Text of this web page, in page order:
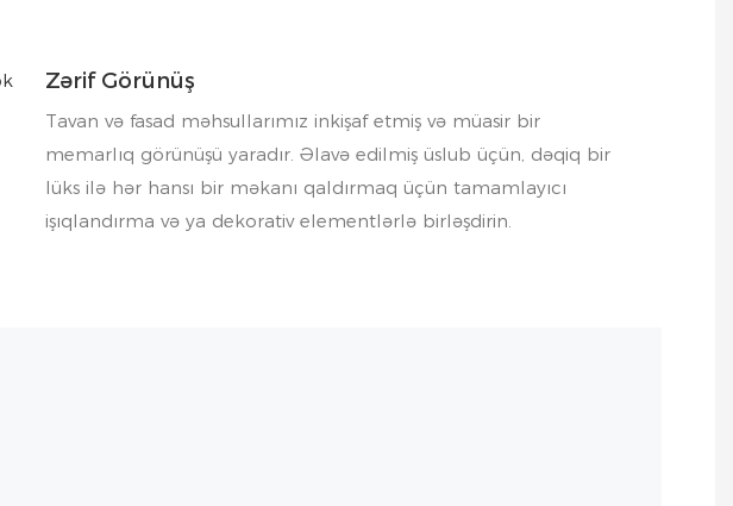
Zərif Görünüş
Tavan və fasad məhsullarımız inkişaf etmiş və müasir bir
memarlıq görünüşü yaradır. Əlavə edilmiş üslub üçün, dəqiq bir
lüks ilə hər hansı bir məkanı qaldırmaq üçün tamamlayıcı
işıqlandırma və ya dekorativ elementlərlə birləşdirin.